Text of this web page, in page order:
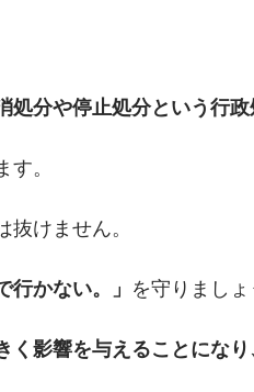
処分や停止処分という行
。
けません。
行かない。」 を守りましょ
く影響を与えることにな